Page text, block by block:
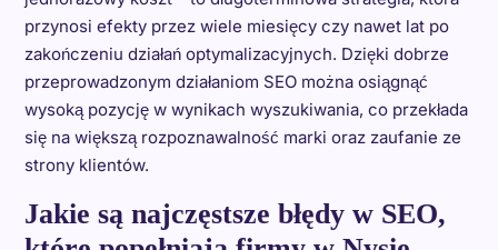
przynosi efekty przez wiele miesięcy czy nawet lat po
zakończeniu działań optymalizacyjnych. Dzięki dobrze
przeprowadzonym działaniom SEO można osiągnąć
wysoką pozycję w wynikach wyszukiwania, co przekłada
się na większą rozpoznawalność marki oraz zaufanie ze
strony klientów.
Jakie są najczęstsze błędy w SEO,